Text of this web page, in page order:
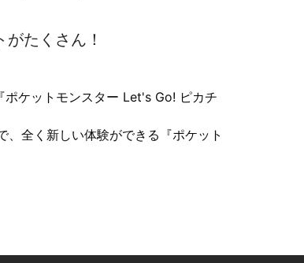
たくさん！
ケットモンスター Let's Go! ピカチ
全く新しい体験ができる『ポケット